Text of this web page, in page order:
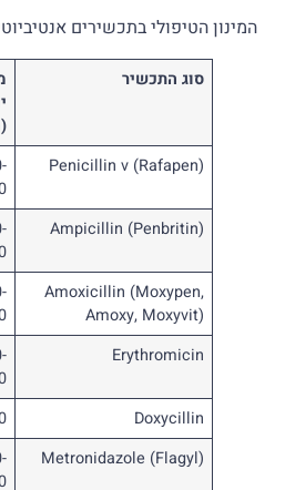
המינון הטיפולי בתכשירים
סוג התכשיר
Penicillin v (Rafapen)
Ampicillin (Penbritin)
Amoxicillin (Moxypen,
Amoxy, Moxyvit)
Erythromicin
Doxycillin
Metronidazole (Flagyl)